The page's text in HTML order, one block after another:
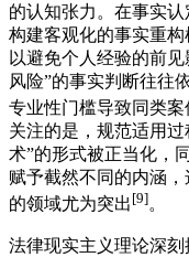
的认知张力。在事实
构建客观化的事实重
以避免个人经验的前
风险”的事实判断往往
专业性门槛导致同类
关注的是，规范适用
术”的形式被正当化，
赋予截然不同的内涵
的领域尤为突出 [9]。
法律现实主义理论深